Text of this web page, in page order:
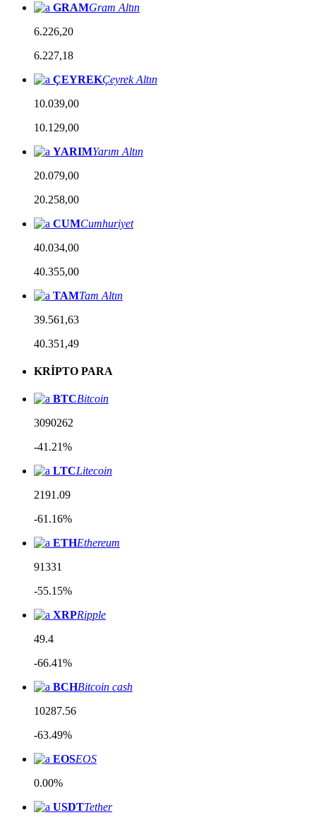
GRAMGram Altın
6.226,20
6.227,18
ÇEYREKÇeyrek Altın
10.039,00
10.129,00
YARIMYarım Altın
20.079,00
20.258,00
CUMCumhuriyet
40.034,00
40.355,00
TAMTam Altın
39.561,63
40.351,49
KRİPTO PARA
BTCBitcoin
3090262
-41.21%
LTCLitecoin
2191.09
-61.16%
ETHEthereum
91331
-55.15%
XRPRipple
49.4
-66.41%
BCHBitcoin cash
10287.56
-63.49%
EOSEOS
0.00%
USDTTether